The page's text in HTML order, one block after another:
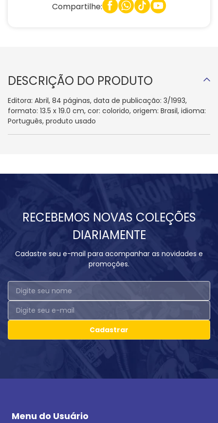
Compartilhe:
DESCRIÇÃO DO PRODUTO
Editora: Abril, 84 páginas, data de publicação: 3/1993,
formato: 13.5 x 19.0 cm, cor: colorido, origem: Brasil, idioma:
Português, produto usado
RECEBEMOS NOVAS COLEÇÕES
DIARIAMENTE
Cadastre seu e-mail para acompanhar as novidades e
promoções.
Cadastrar
Menu do Usuário